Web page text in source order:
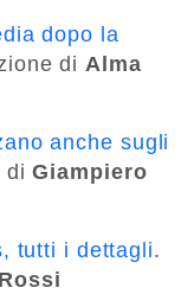
dopo la
diAlma
anche sugli
diGiampiero
tutti i dettagli.